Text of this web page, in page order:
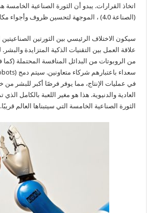
اتخاذ القرارات. يبدو أن الثورة الصناعية الخامسة
(الصناعة 4.0) ، الموجهة لتحسين ظروف وأجواء مكان العمل للناس.
سيكون الاختلاف الرئيسي بين الثورتين
علاقة العمل بين التقنيات الذكية المتزايدة
في عمليات الإنتاج، مما يوفر فرصًا أكبر للبشر من
العادية والدنيوية. هذا هو مغير اللعبة بالكامل
الثورة الصناعية الخامسة التي سيتبناها العالم قريبًا.